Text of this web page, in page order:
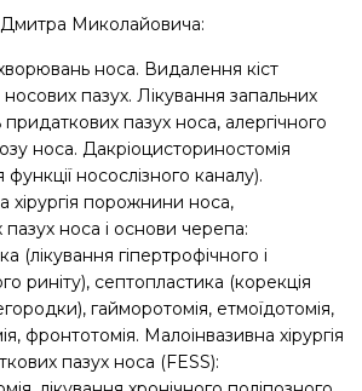
Миколайовича:
носа. Видалення кіст
носових пазух. Лікування запальних
пазух носа, алергічного
носа. Дакріоцисториностомія
функції носослізного каналу).
хірургія порожнини носа,
носа і основи черепа:
(лікування гіпертрофічного і
риніту), септопластика (корекція
гайморотомія, етмоїдотомія,
фронтотомія. Малоінвазивна хірургія
пазух носа (FESS):